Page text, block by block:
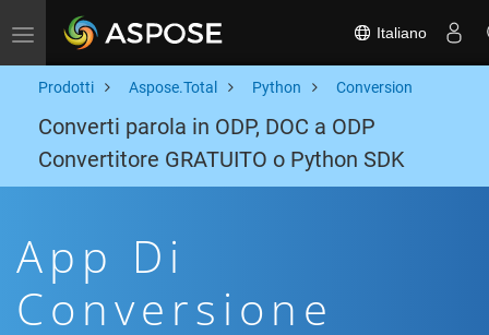
Toggle navigation Italiano
Prodotti Aspose.Total Python Conversion
Converti parola in ODP, DOC a ODP
Convertitore GRATUITO o Python SDK
App Di
Conversione